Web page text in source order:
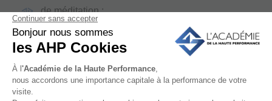
de méditation ;
de sophrologie ;
et de tout ce qui se fait couramment sur le marché
de la préparation mentale. (c’est-à-dire les
ancrages, les switchs et autres).